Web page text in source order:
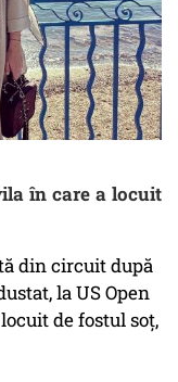
în care a locuit
din circuit după
la US Open
de fostul soț,